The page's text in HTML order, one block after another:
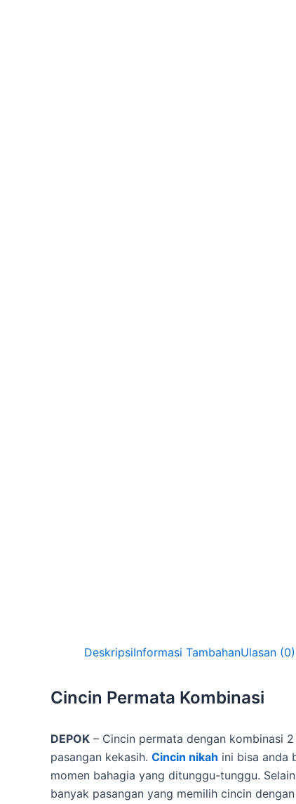
DeskripsiInformasi TambahanUlasan (0)
Cincin Permata Kombinasi
DEPOK – Cincin permata dengan kombinasi
pasangan kekasih. Cincin nikah ini bisa anda
momen bahagia yang ditunggu-tunggu.
banyak pasangan yang memilih cincin